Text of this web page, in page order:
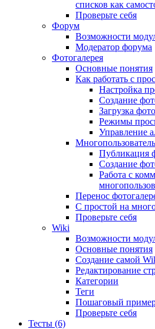
списков как
Проверьте себя
Форум
Возможности
Модератор форума
Фотогалерея
Основные понятия
Как работать с
Настройка
Создание
Загрузка
Режимы
Управление
Публикация
Создание
Работа с
Перенос
С простой на
Проверьте себя
Wiki
Возможности
Основные понятия
Создание самой
Редактирование
Категории
Теги
Пошаговый пример
Проверьте себя
Тесты (6)